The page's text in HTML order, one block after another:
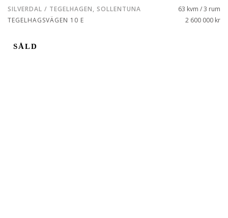
SILVERDAL / TEGELHAGEN, SOLLENTUNA
TEGELHAGSVÄGEN 10 E
63 kvm / 3 rum
2 600 000 kr
SÅLD